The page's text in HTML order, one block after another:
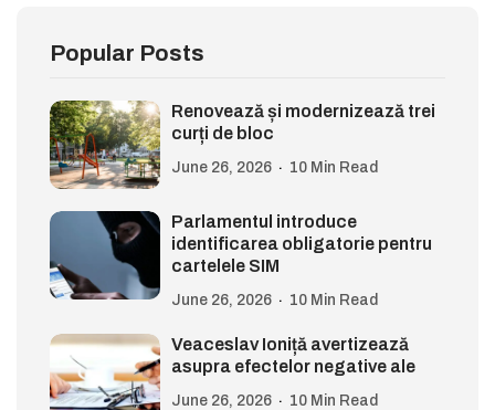
Popular Posts
Renovează și modernizează trei
curți de bloc
June 26, 2026 10 Min Read
Parlamentul introduce
identificarea obligatorie pentru
cartelele SIM
June 26, 2026 10 Min Read
Veaceslav Ioniță avertizează
asupra efectelor negative ale
June 26, 2026 10 Min Read